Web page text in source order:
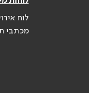
לוח
מכתבי